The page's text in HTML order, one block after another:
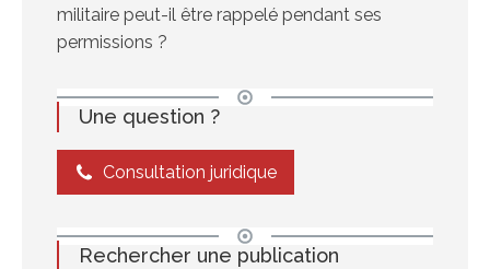
militaire peut-il être rappelé pendant ses
permissions ?
Une question ?
Consultation juridique
Rechercher une publication